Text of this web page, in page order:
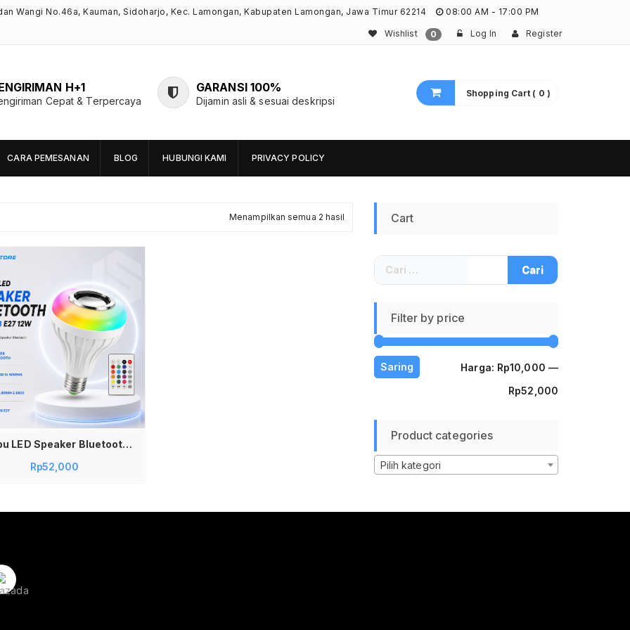
Wangi No.46a, Kauman, Sidoharjo, Kec. Lamongan, Kabupaten Lamongan, Jawa Timur 62214 08:00 AM - 17:00 PM
Wishlist 0 Log In Register
H+1
Cepat & Terpercaya
GARANSI 100%
Dijamin asli & sesuai deskripsi
Shopping Cart ( 0 )
CARA PEMESANAN BLOG HUBUNGI KAMI PRIVACY POLICY
Menampilkan semua 2 hasil
terbaru
Lampu LED Speaker Bluetooth LED RGB E27 12W dengan Bluetooth Speaker Lampu LED RGB 12w Speaker Bohlam LED RGB 12w Speaker
Rp52,000
Cart
Cari
untuk:
Filter by price
Harga
Harga
Saring Harga: Rp10,000 —
Rp52,000
Product categories
Pilih kategori